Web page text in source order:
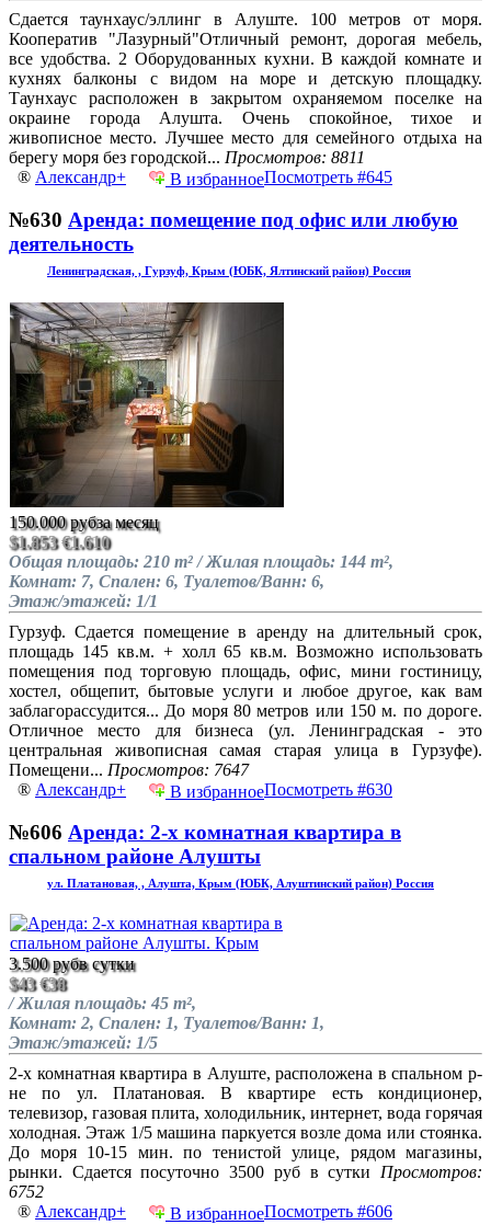
Сдается таунхаус/эллинг в Алуште. 100 метров от моря.
Кооператив "Лазурный"Отличный ремонт, дорогая мебель,
все удобства. 2 Оборудованных кухни. В каждой комнате и
кухнях балконы с видом на море и детскую площадку.
Таунхаус расположен в закрытом охраняемом поселке на
окраине города Алушта. Очень спокойное, тихое и
живописное место. Лучшее место для семейного отдыха на
берегу моря без городской... Просмотров: 8811
® Александр+ В избранноеПосмотреть #645
№630 Аренда: помещение под офис или любую
деятельность
Ленинградская, , Гурзуф, Крым (ЮБК, Ялтинский район) Россия
150.000 рубза месяц
$1.853 €1.610
Общая площадь: 210 m² / Жилая площадь: 144 m²,
Комнат: 7, Спален: 6, Туалетов/Ванн: 6,
Этаж/этажей: 1/1
Гурзуф. Сдается помещение в аренду на длительный срок,
площадь 145 кв.м. + холл 65 кв.м. Возможно использовать
помещения под торговую площадь, офис, мини гостиницу,
хостел, общепит, бытовые услуги и любое другое, как вам
заблагорассудится... До моря 80 метров или 150 м. по дороге.
Отличное место для бизнеса (ул. Ленинградская - это
центральная живописная самая старая улица в Гурзуфе).
Помещени... Просмотров: 7647
® Александр+ В избранноеПосмотреть #630
№606 Аренда: 2-х комнатная квартира в
спальном районе Алушты
ул. Платановая, , Алушта, Крым (ЮБК, Алуштинский район) Россия
3.500 рубв сутки
$43 €38
/ Жилая площадь: 45 m²,
Комнат: 2, Спален: 1, Туалетов/Ванн: 1,
Этаж/этажей: 1/5
2-х комнатная квартира в Алуште, расположена в спальном р-
не по ул. Платановая. В квартире есть кондиционер,
телевизор, газовая плита, холодильник, интернет, вода горячая
холодная. Этаж 1/5 машина паркуется возле дома или стоянка.
До моря 10-15 мин. по тенистой улице, рядом магазины,
рынки. Сдается посуточно 3500 руб в сутки Просмотров:
6752
® Александр+ В избранноеПосмотреть #606